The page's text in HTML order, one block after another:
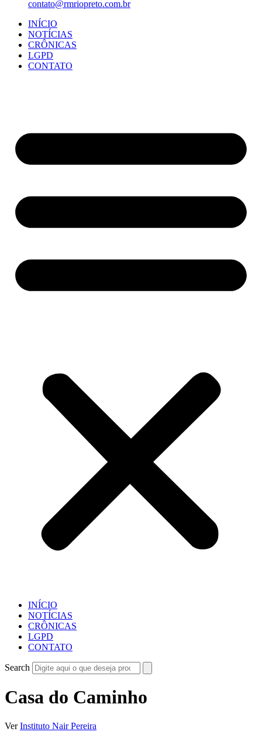
contato@rmriopreto.com.br
INÍCIO
NOTÍCIAS
CRÔNICAS
LGPD
CONTATO
INÍCIO
NOTÍCIAS
CRÔNICAS
LGPD
CONTATO
Search
Casa do Caminho
VerInstituto Nair Pereira